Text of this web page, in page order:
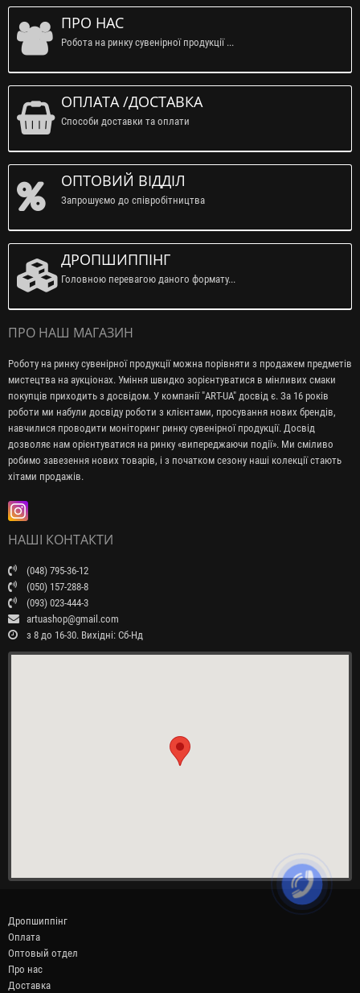
ПРО НАС
Робота на ринку сувенірної продукції ...
ОПЛАТА /ДОСТАВКА
Способи доставки та оплати
ОПТОВИЙ ВІДДІЛ
Запрошуємо до співробітництва
ДРОПШИППІНГ
Головною перевагою даного формату...
ПРО НАШ МАГАЗИН
Роботу на ринку сувенірної продукції можна порівняти з продажем предметів
мистецтва на аукціонах. Уміння швидко зорієнтуватися в мінливих смаки
покупців приходить з досвідом. У компанії "ART-UA" досвід є. За 16 років
роботи ми набули досвіду роботи з клієнтами, просування нових брендів,
навчилися проводити моніторинг ринку сувенірної продукції. Досвід
дозволяє нам орієнтуватися на ринку «випереджаючи події». Ми сміливо
робимо завезення нових товарів, і з початком сезону наші колекції стають
хітами продажів.
НАШІ КОНТАКТИ
(048) 795-36-12
(050) 157-288-8
(093) 023-444-3
artuashop@gmail.com
з 8 до 16-30. Вихідні: Сб-Нд
Дропшиппінг
Оплата
Оптовый отдел
Про нас
Доставка